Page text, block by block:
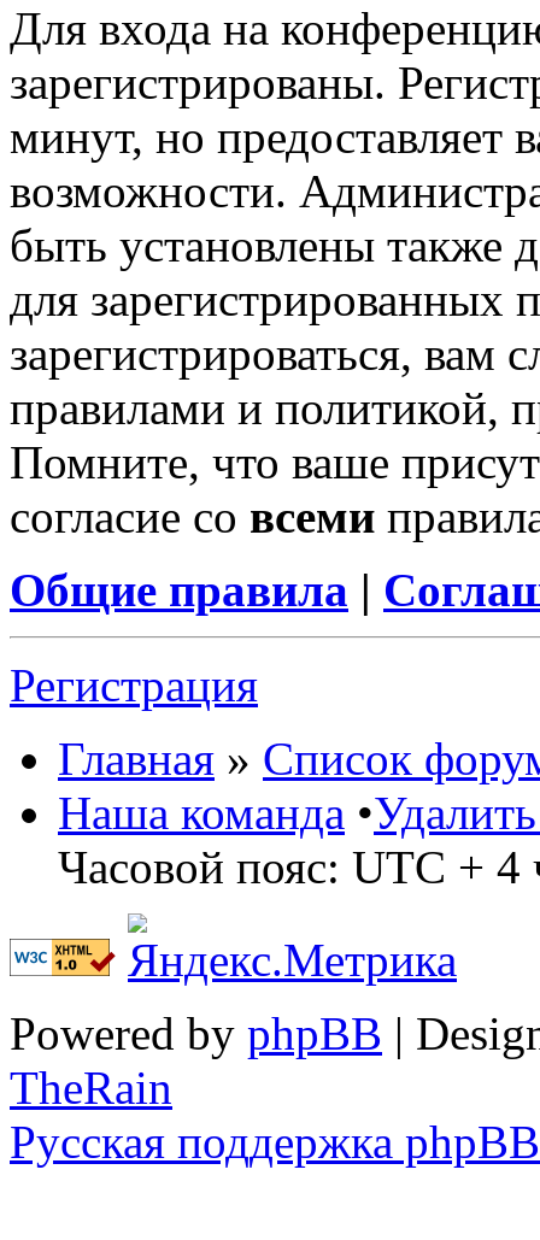
Для входа на
зарегистрированы.
минут, но предоставляет
возможности.
быть установлены также
для зарегистрированных
зарегистрироваться, вам
правилами и политикой,
Помните, что ваше
согласие со всеми
Общие правила |
Регистрация
Главная » Список
Наша команда •
Часовой пояс: UTC + 4
Powered by phpBB |
TheRain
Русская поддержка phpBB